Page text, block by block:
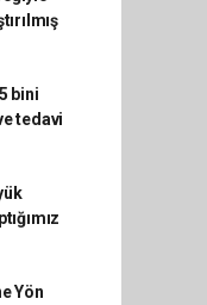
bini
tedavi
Yön